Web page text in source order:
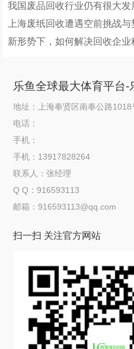
我国废品回收行业仍有很大发
上海废纸回收遭遇空前挑战与
新形势下，如何解决回收企业
乐鱼全球最大体育平台-
地址：上海奉贤区南奉公路1018
电话：
手机：
手机：13917828264
联系人：张经理
Q Q：916593113
邮箱：916593113@qq.com
扫一扫 关注官方网站